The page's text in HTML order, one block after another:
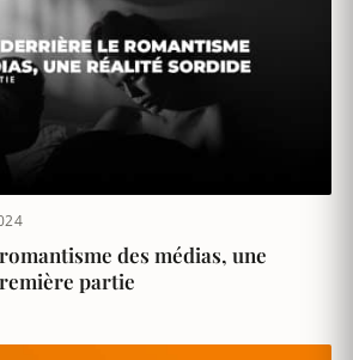
des médias, une
partie